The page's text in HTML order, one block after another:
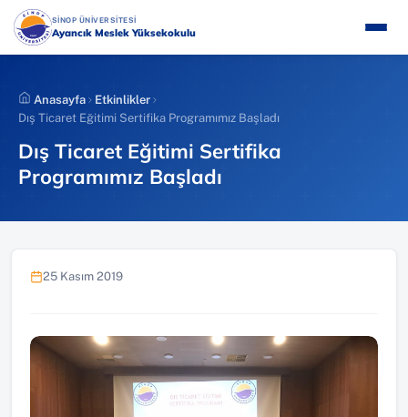
İçeriğe
atla
SİNOP ÜNİVERSİTESİ(YENI SEKMEDE AÇILIR)
Ayancık Meslek Yüksekokulu
Anasayfa
Etkinlikler
Dış Ticaret Eğitimi Sertifika Programımız Başladı
Dış Ticaret Eğitimi Sertifika
Programımız Başladı
25 Kasım 2019